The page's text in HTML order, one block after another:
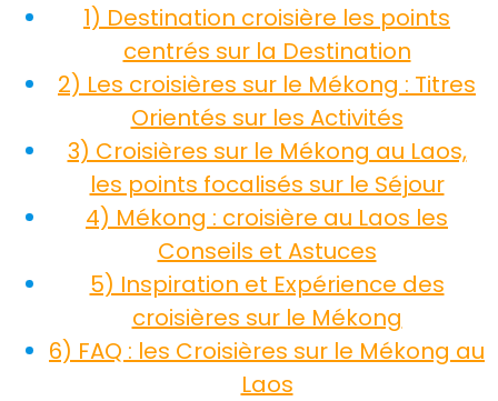
1) Destination croisière les points
centrés sur la Destination
2) Les croisières sur le Mékong : Titres
Orientés sur les Activités
3) Croisières sur le Mékong au Laos,
les points focalisés sur le Séjour
4) Mékong : croisière au Laos les
Conseils et Astuces
5) Inspiration et Expérience des
croisières sur le Mékong
6) FAQ : les Croisières sur le Mékong au
Laos